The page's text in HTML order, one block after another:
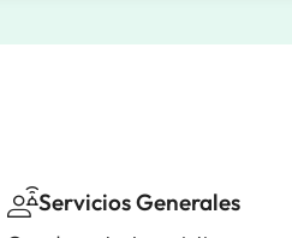
Servicios Generales